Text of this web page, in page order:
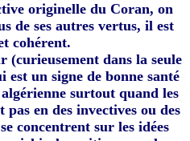
originelle du Coran, on
de ses autres vertus, il est
cohérent.
(curieusement dans la seule
est un signe de bonne santé
surtout quand les
en des invectives ou des
concentrent sur les idées